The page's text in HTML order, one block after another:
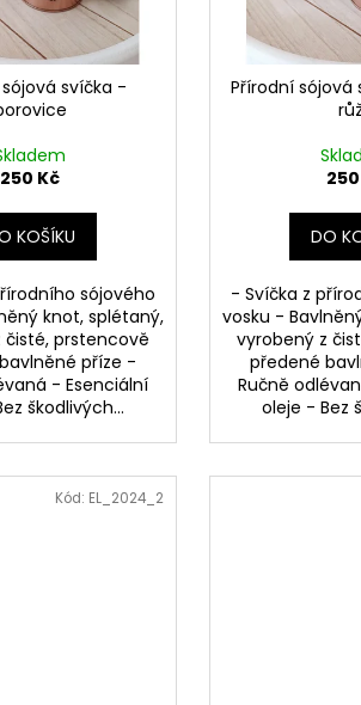
svíčka -
250 Kč
KOŠÍKU
sójového
knot, splétaný,
čisté, prstencově
příze -
- Esenciální
škodlivých...
Přírodní sójová
DO
- Svíčka z
vosku -
vyrobený z
předené
Ručně
oleje - Bez
Kód: EL_2024_2